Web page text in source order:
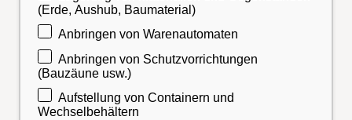
(Erde, Aushub, Baumaterial)
Anbringen von Warenautomaten
Anbringen von Schutzvorrichtungen
(Bauzäune usw.)
Aufstellung von Containern und
Wechselbehältern